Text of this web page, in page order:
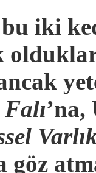
iki
göz